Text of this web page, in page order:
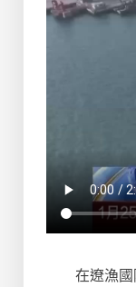
在遼漁